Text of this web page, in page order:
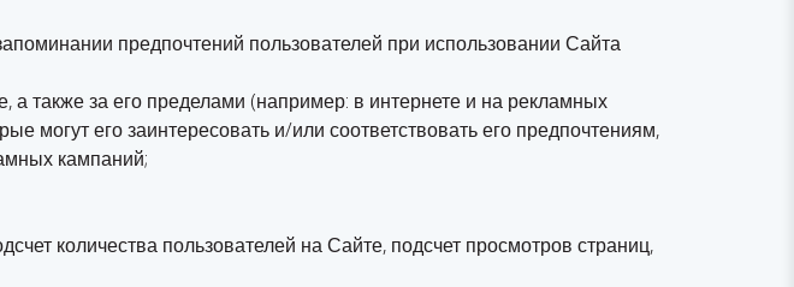
предпочтений пользователей при использовании Сайта
также за его пределами (например: в интернете и на рекламных
могут его заинтересовать и/или соответствовать его предпочтениям,
кампаний;
количества пользователей на Сайте, подсчет просмотров страниц,